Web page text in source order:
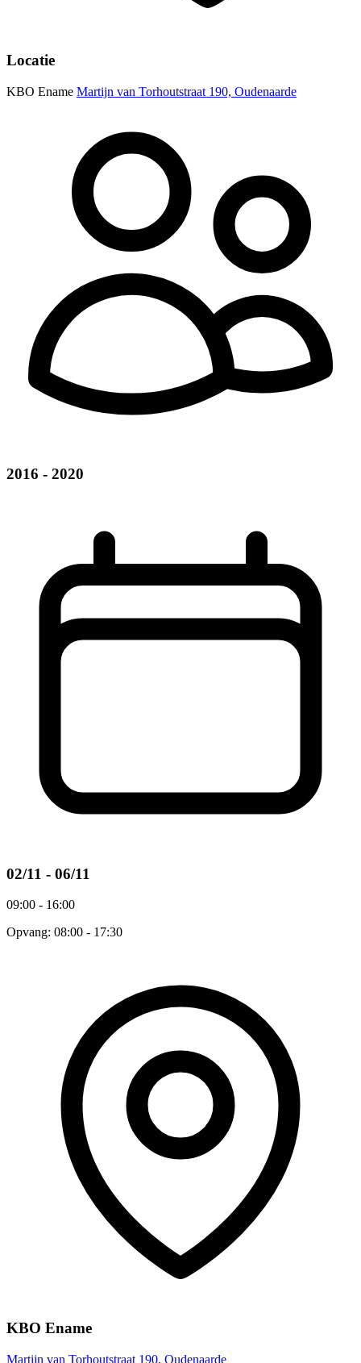
Locatie
KBO Ename Martijn van Torhoutstraat 190, Oudenaarde
2016 - 2020
02/11 - 06/11
09:00 - 16:00
Opvang: 08:00 - 17:30
KBO Ename
Martijn van Torhoutstraat 190, Oudenaarde